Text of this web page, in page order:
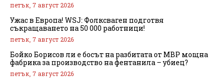
петък, 7 август 2026
Ужас в Европа! WSJ: Фолксваген подготвя
съкращаването на 50 000 работници!
петък, 7 август 2026
Бойко Борисов ли е босът на разбитата от МВР мощна
фабрика за производство на фентанила – убиец?
петък, 7 август 2026